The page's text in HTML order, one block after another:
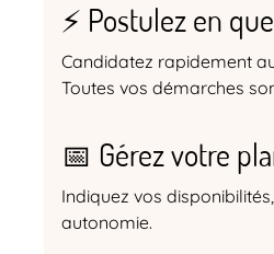
⚡ Postulez en
Candidatez rapidement
Toutes vos démarches
📅 Gérez votre
Indiquez vos
autonomie.